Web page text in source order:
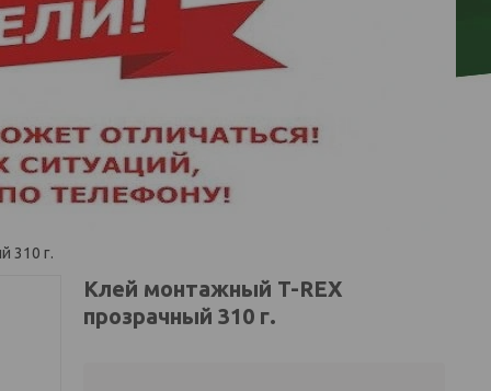
310 г.
Клей монтажный T-REX
прозрачный 310 г.